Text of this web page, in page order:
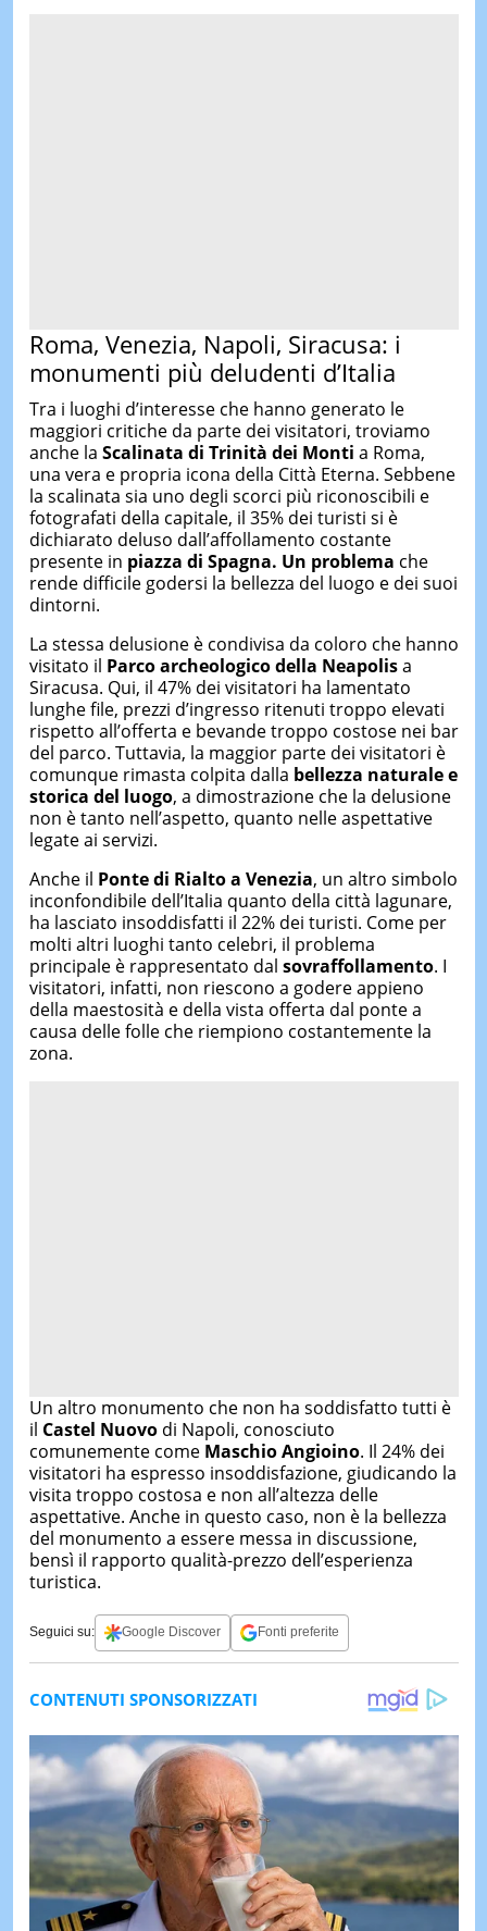
Roma, Venezia, Napoli, Siracusa: i
monumenti più deludenti d’Italia
Tra i luoghi d’interesse che hanno generato le
maggiori critiche da parte dei visitatori, troviamo
anche la Scalinata di Trinità dei Monti a Roma,
una vera e propria icona della Città Eterna. Sebbene
la scalinata sia uno degli scorci più riconoscibili e
fotografati della capitale, il 35% dei turisti si è
dichiarato deluso dall’affollamento costante
presente in piazza di Spagna. Un problema che
rende difficile godersi la bellezza del luogo e dei suoi
dintorni.
La stessa delusione è condivisa da coloro che hanno
visitato il Parco archeologico della Neapolisa
Siracusa. Qui, il 47% dei visitatori ha lamentato
lunghe file, prezzi d’ingresso ritenuti troppo elevati
rispetto all’offerta e bevande troppo costose nei bar
del parco. Tuttavia, la maggior parte dei visitatori è
comunque rimasta colpita dalla bellezza naturale e
storica del luogo, a dimostrazione che la delusione
non è tanto nell’aspetto, quanto nelle aspettative
legate ai servizi.
Anche il Ponte di Rialto a Venezia, un altro simbolo
inconfondibile dell’Italia quanto della città lagunare,
ha lasciato insoddisfatti il 22% dei turisti. Come per
molti altri luoghi tanto celebri, il problema
principale è rappresentato dal sovraffollamento. I
visitatori, infatti, non riescono a godere appieno
della maestosità e della vista offerta dal ponte a
causa delle folle che riempiono costantemente la
zona.
Un altro monumento che non ha soddisfatto tutti è
il Castel Nuovodi Napoli, conosciuto
comunemente come Maschio Angioino. Il 24% dei
visitatori ha espresso insoddisfazione, giudicando la
visita troppo costosa e non all’altezza delle
aspettative. Anche in questo caso, non è la bellezza
del monumento a essere messa in discussione,
bensì il rapporto qualità-prezzo dell’esperienza
turistica.
Seguici su: Google Discover Fonti preferite